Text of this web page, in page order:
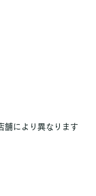
舗により異なります